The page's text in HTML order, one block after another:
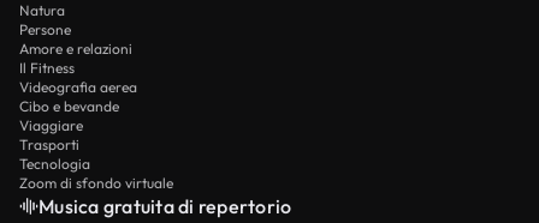
Natura
Persone
Amore e relazioni
Il Fitness
Videografia aerea
Cibo e bevande
Viaggiare
Trasporti
Tecnologia
Zoom di sfondo virtuale
Musica gratuita di repertorio